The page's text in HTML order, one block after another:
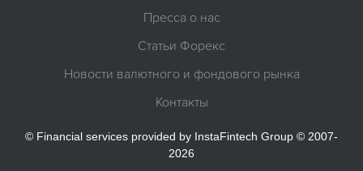
Пресса о нас
Статьи Форекс
Новости валютного и фондового рынка
Контакты
© Financial services provided by InstaFintech Group © 2007-
2026